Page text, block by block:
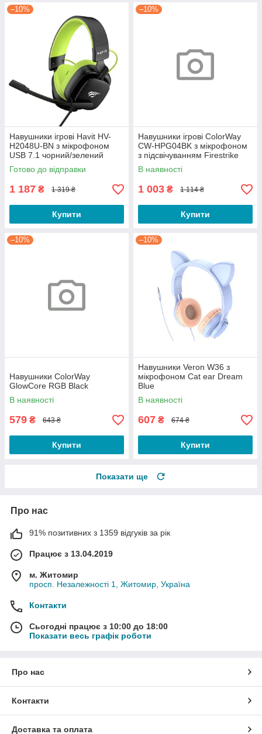
–10%
Навушники ігрові Havit HV-
H2048U-BN з мікрофоном
USB 7.1 чорний/зелений
Готово до відправки
1 187 ₴ 1 319 ₴
Купити
–10%
Навушники ігрові ColorWay
CW-HPG04BK з мікрофоном
з підсвічуванням Firestrike
чорний
В наявності
1 003 ₴ 1 114 ₴
Купити
–10%
Навушники ColorWay
GlowCore RGB Black
В наявності
579 ₴ 643 ₴
Купити
–10%
Навушники Veron W36 з
мікрофоном Cat ear Dream
Blue
В наявності
607 ₴ 674 ₴
Купити
Показати ще
Про нас
91% позитивних з 1359 відгуків за рік
Працює з 13.04.2019
м. Житомир
просп. Незалежності 1, Житомир, Україна
Контакти
Сьогодні працює з 10:00 до 18:00
Показати весь графік роботи
Про нас
Контакти
Доставка та оплата